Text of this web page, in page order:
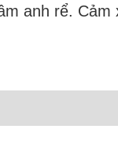
anh rể.